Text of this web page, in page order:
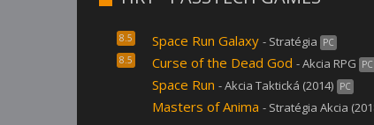
Space Run Galaxy - Stratégia PC
8.5
Curse of the Dead God - Akcia RPG PC
8.5
Space Run - Akcia Taktická (2014) PC
Masters of Anima - Stratégia Akcia